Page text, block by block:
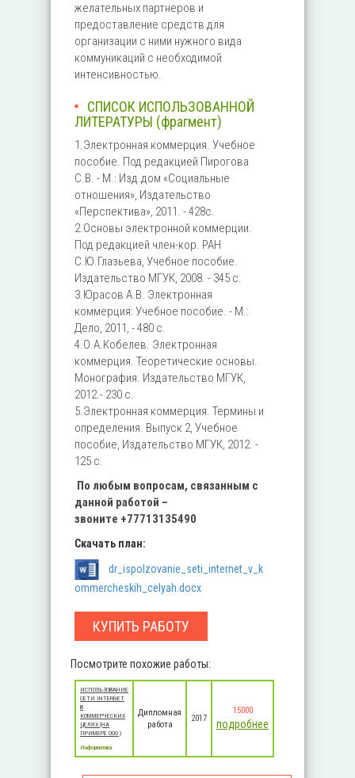
желательных партнеров и
предоставление средств для
организации с ними нужного вида
коммуникаций с необходимой
интенсивностью.
СПИСОК ИСПОЛЬЗОВАННОЙ
ЛИТЕРАТУРЫ (фрагмент)
1.Электронная коммерция. Учебное
пособие. Под редакцией Пирогова
С.В. - М.: Изд.дом «Социальные
отношения», Издательство
«Перспектива», 2011. - 428с.
2.Основы электронной коммерции.
Под редакцией член-кор. РАН
С.Ю.Глазьева, Учебное пособие.
Издательство МГУК, 2008. - 345 с.
3.Юрасов А.В. Электронная
коммерция: Учебное пособие. - М.:
Дело, 2011, - 480 с.
4.О.А.Кобелев. Электронная
коммерция. Теоретические основы.
Монография. Издательство МГУК,
2012.- 230 с.
5.Электронная коммерция. Термины и
определения. Выпуск 2, Учебное
пособие, Издательство МГУК, 2012. -
125 с.
По любым вопросам, связанным с
данной работой –
звоните +77713135490
Скачать план:
dr_ispolzovanie_seti_internet_v_k
ommercheskih_celyah.docx
КУПИТЬ РАБОТУ
Посмотрите похожие работы:
ИСПОЛЬЗОВАНИЕ
СЕТИ INTERNET
В
КОММЕРЧЕСКИХ
ЦЕЛЯХ (НА
ПРИМЕРЕ ООО )
Информатика
Дипломная
работа
2017
15000
подробнее